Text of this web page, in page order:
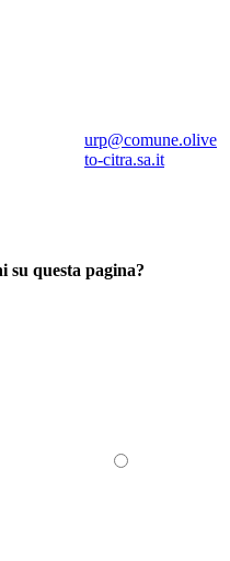
urp@comune.olive
to-citra.sa.it
su questa pagina?